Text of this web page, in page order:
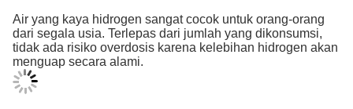
Air yang kaya hidrogen sangat cocok untuk orang-orang
dari segala usia. Terlepas dari jumlah yang dikonsumsi,
tidak ada risiko overdosis karena kelebihan hidrogen akan
menguap secara alami.